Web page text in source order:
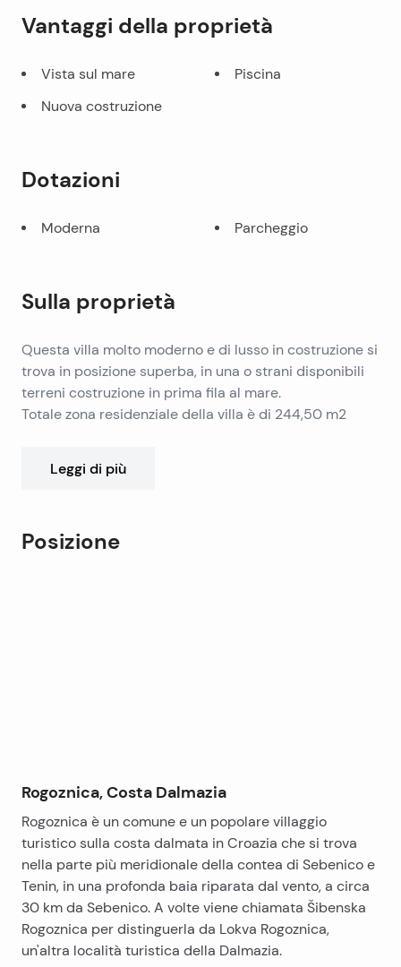
Vantaggi della proprietà
Vista sul mare
Piscina
Nuova costruzione
Dotazioni
Moderna Parcheggio
Sulla proprietà
Questa villa molto moderno e di lusso in costruzione si
trova in posizione superba, in una o strani disponibili
terreni costruzione in prima fila al mare.
Totale zona residenziale della villa è di 244,50 m2
lavanderia, sala macchine (per piscina), soggiorno,
e armadi.
Villeroy & Boch Subway: -TOILETS
Baby-docce, cisterne, completo MAT ACQUA. E
RISCALDAMENTO: Tece
-Batterie: Hans Grohe
-CERAMICS: Baldocer
-JOINERY: alluminio, doppio strato
vetro
-HEAT: Daikin
Leggi di più
Posizione
Rogoznica, Costa Dalmazia
Rogoznica è un comune e un popolare villaggio
turistico sulla costa dalmata in Croazia che si trova
nella parte più meridionale della contea di Sebenico e
Tenin, in una profonda baia riparata dal vento, a circa
30 km da Sebenico. A volte viene chiamata Šibenska
Rogoznica per distinguerla da Lokva Rogoznica,
un'altra località turistica della Dalmazia.